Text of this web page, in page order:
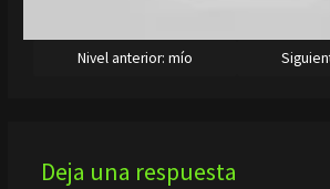
Nivel anterior: mío
Deja una respuesta